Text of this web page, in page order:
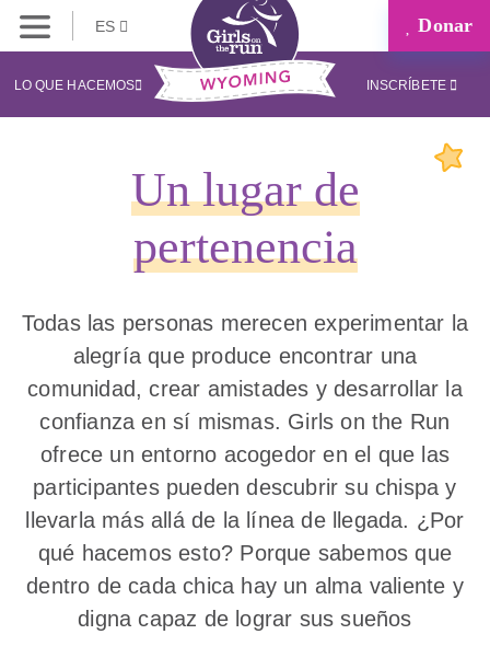
ES Donar
LO QUE HACEMOS INSCRÍBETE
Un lugar de
pertenencia
Todas las personas merecen experimentar la
alegría que produce encontrar una
comunidad, crear amistades y desarrollar la
confianza en sí mismas. Girls on the Run
ofrece un entorno acogedor en el que las
participantes pueden descubrir su chispa y
llevarla más allá de la línea de llegada. ¿Por
qué hacemos esto? Porque sabemos que
dentro de cada chica hay un alma valiente y
digna capaz de lograr sus sueños